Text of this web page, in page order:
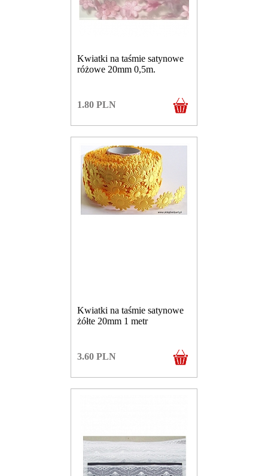
Kwiatki na taśmie satynowe
różowe 20mm 0,5m.
1.80 PLN
Kwiatki na taśmie satynowe
żółte 20mm 1 metr
3.60 PLN